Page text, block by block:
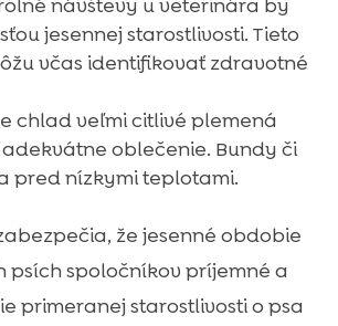
jesennej starostlivosti. Tieto
včas identifikovať zdravotné
chlad veľmi citlivé plemená
oblečenie. Bundy či
pred nízkymi teplotami.
že jesenné obdobie
psích spoločníkov príjemné a
primeranej starostlivosti o psa